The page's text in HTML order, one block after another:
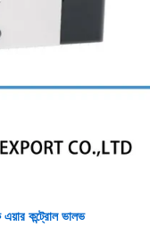
কন্ট্রোল ভালভ